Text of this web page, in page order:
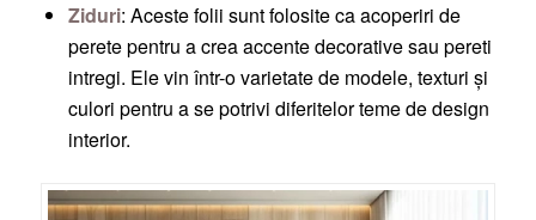
Ziduri: Aceste folii sunt folosite ca acoperiri de
perete pentru a crea accente decorative sau pereti
intregi. Ele vin într-o varietate de modele, texturi și
culori pentru a se potrivi diferitelor teme de design
interior.